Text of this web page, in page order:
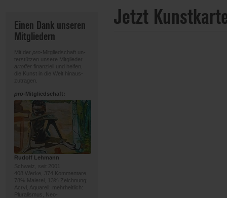
Der letzte Monat im Fokus
Alle Fokus-Werke
Einen Dank unseren
Mitgliedern
Mit der pro
-Mitgliedschaft un-
terstützen unsere Mitglieder
artoffer finanziell und helfen,
die Kunst in die Welt hinaus-
zutragen.
pro-Mitgliedschaft:
Rudolf Lehmann
Schweiz, seit 2001
408 Werke, 374 Kommentare
78% Malerei, 13% Zeichnung;
Acryl, Aquarell; mehrheitlich:
Pluralismus, Neo-
Jetzt